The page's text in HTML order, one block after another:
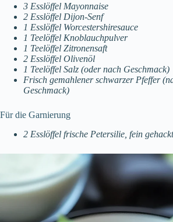
3 Esslöffel Mayonnaise
2 Esslöffel Dijon-Senf
1 Esslöffel Worcestershiresauce
1 Teelöffel Knoblauchpulver
1 Teelöffel Zitronensaft
2 Esslöffel Olivenöl
1 Teelöffel Salz (oder nach Geschmack)
Frisch gemahlener schwarzer Pfeffer
Geschmack)
Für die Garnierung
2 Esslöffel frische Petersilie, fein gehackt